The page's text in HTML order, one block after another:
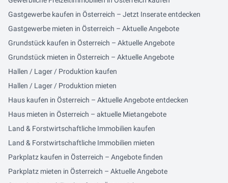
Gastgewerbe kaufen in Österreich – Jetzt Inserate entdecken
Gastgewerbe mieten in Österreich – Aktuelle Angebote
Grundstück kaufen in Österreich – Aktuelle Angebote
Grundstück mieten in Österreich – Aktuelle Angebote
Hallen / Lager / Produktion kaufen
Hallen / Lager / Produktion mieten
Haus kaufen in Österreich – Aktuelle Angebote entdecken
Haus mieten in Österreich – aktuelle Mietangebote
Land & Forstwirtschaftliche Immobilien kaufen
Land & Forstwirtschaftliche Immobilien mieten
Parkplatz kaufen in Österreich – Angebote finden
Parkplatz mieten in Österreich – Aktuelle Angebote